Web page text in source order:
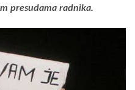
presudama radnika.